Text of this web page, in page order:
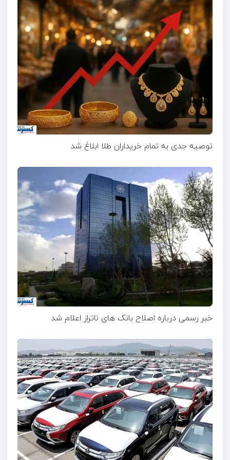
توصیه جدی به تمام خریداران طلا ابلاغ شد
خبر رسمی درباره اصلاح بانک های ناتراز اعلام شد